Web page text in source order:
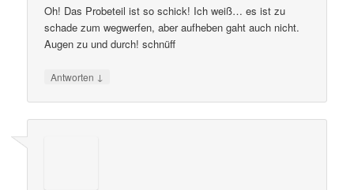
Oh! Das Probeteil ist so schick! Ich weiß… es ist zu
schade zum wegwerfen, aber aufheben gaht auch nicht.
Augen zu und durch! schnüff
Antworten ↓